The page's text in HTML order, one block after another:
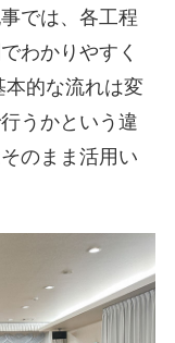
では、各工程
わかりやすく
的な流れは変
うかという違
のまま活用い